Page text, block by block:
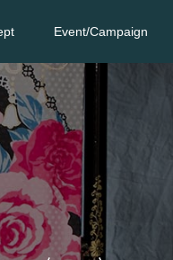
Event/Campaign